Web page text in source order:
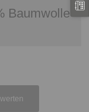
Baumwolle